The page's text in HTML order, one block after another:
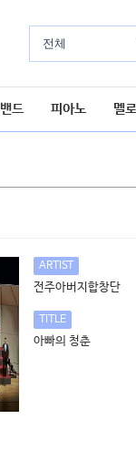
전체
밴드 피아노 멜
ARTIST
전주아버지합창단
TITLE
아빠의 청춘